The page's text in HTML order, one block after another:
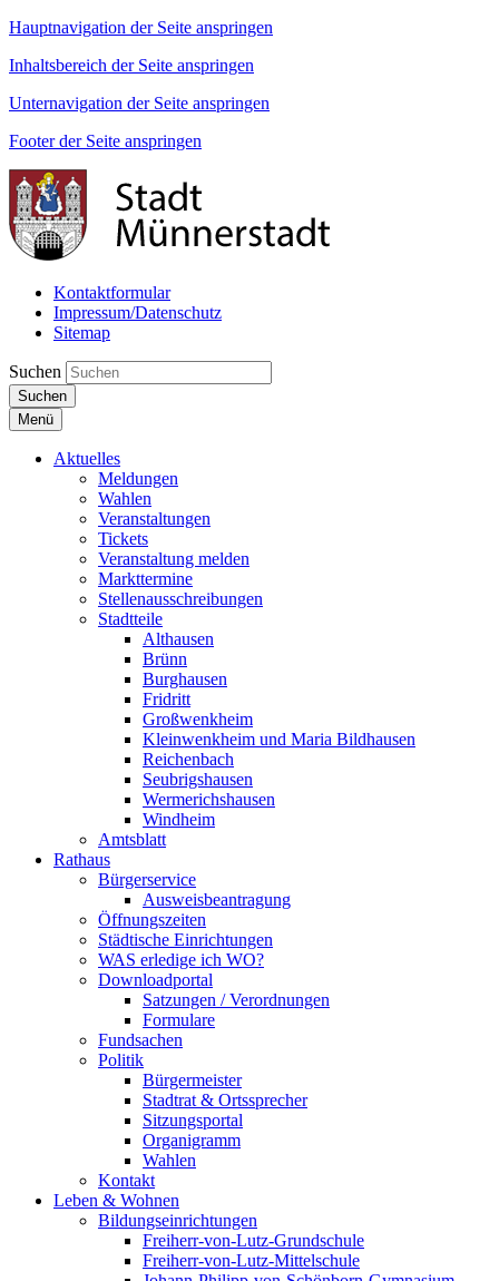
Hauptnavigation der Seite anspringen
Inhaltsbereich der Seite anspringen
Unternavigation der Seite anspringen
Footer der Seite anspringen
Kontaktformular
Impressum/Datenschutz
Sitemap
Suchen
Suchen
Menü
Aktuelles
Meldungen
Wahlen
Veranstaltungen
Tickets
Veranstaltung melden
Markttermine
Stellenausschreibungen
Stadtteile
Althausen
Brünn
Burghausen
Fridritt
Großwenkheim
Kleinwenkheim und Maria Bildhausen
Reichenbach
Seubrigshausen
Wermerichshausen
Windheim
Amtsblatt
Rathaus
Bürgerservice
Ausweisbeantragung
Öffnungszeiten
Städtische Einrichtungen
WAS erledige ich WO?
Downloadportal
Satzungen / Verordnungen
Formulare
Fundsachen
Politik
Bürgermeister
Stadtrat & Ortssprecher
Sitzungsportal
Organigramm
Wahlen
Kontakt
Leben & Wohnen
Bildungseinrichtungen
Freiherr-von-Lutz-Grundschule
Freiherr-von-Lutz-Mittelschule